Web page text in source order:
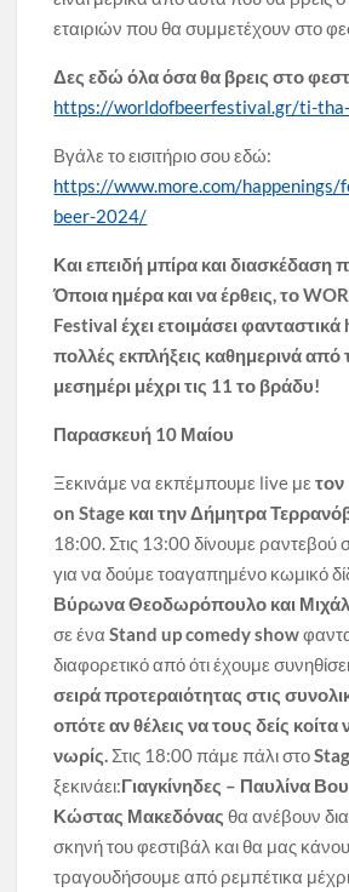
εταιριών που θα συμμετέχουν στο
Δες εδώ όλα όσα θα βρεις στο
https://worldofbeerfestival.gr/ti-
Βγάλε το εισιτήριο σου εδώ:
https://www.more.com/
beer-2024/
Και επειδή μπίρα και διασκέδαση
Όποια ημέρα και να έρθεις, το
Festival έχει ετοιμάσει φανταστικά
πολλές εκπλήξεις καθημερινά από
μεσημέρι μέχρι τις 11 το βράδυ!
Παρασκευή 10 Μαίου
Ξεκινάμε να εκπέμπουμε live με
on Stage και την Δήμητρα
18:00. Στις 13:00 δίνουμε ραντεβού
για να δούμε τοαγαπημένο κωμικό
Βύρωνα Θεοδωρόπουλο και
σε έναStand up comedy show
διαφορετικό από ότι έχουμε
σειρά προτεραιότητας στις
οπότε αν θέλεις να τους δείς κοίτα
νωρίς. Στις 18:00 πάμε πάλι στο
ξεκινάει:Γιαγκίνηδες – Παυλίνα
Κώστας Μακεδόναςθα ανέβουν
σκηνή του φεστιβάλ και θα μας
τραγουδήσουμε από ρεμπέτικα